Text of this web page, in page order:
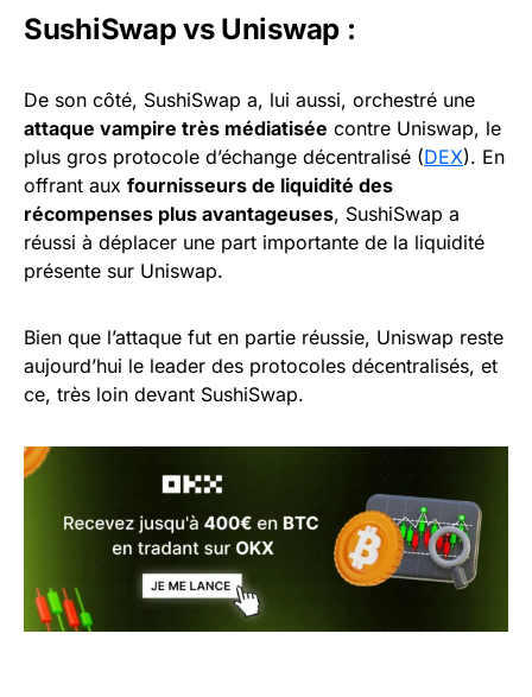
SushiSwap vs Uniswap :
De son côté, SushiSwap a, lui aussi, orchestré une
attaque vampire très médiatisée contre Uniswap, le
plus gros protocole d’échange décentralisé (DEX). En
offrant aux fournisseurs de liquidité des
récompenses plus avantageuses, SushiSwap a
réussi à déplacer une part importante de la liquidité
présente sur Uniswap.
Bien que l’attaque fut en partie réussie, Uniswap reste
aujourd’hui le leader des protocoles décentralisés, et
ce, très loin devant SushiSwap.